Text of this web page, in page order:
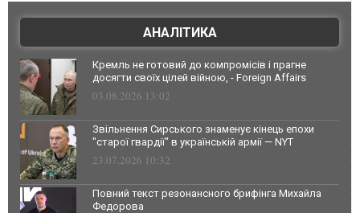
АНАЛІТИКА
Кремль не готовий до компромісів і прагне
досягти своїх цілей війною, - Foreign Affairs
03.08.2026 13:02
Звільнення Сирського знаменує кінець епохи
"старої гвардії" в українській армії — NYT
23.07.2026 10:32
Повний текст резонансного брифінга Михайла
Федорова